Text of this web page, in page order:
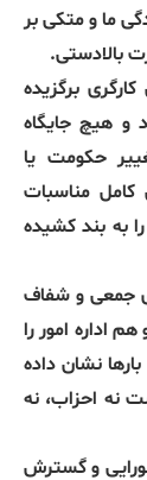
ما و متکی بر
بالادستی.
برگزیده
و هیچ جایگاه
حکومت یا
کامل مناسبات
به بند کشیده
جمعی و شفاف
اداره امور را
نشان داده
نه احزاب، نه
و گسترش